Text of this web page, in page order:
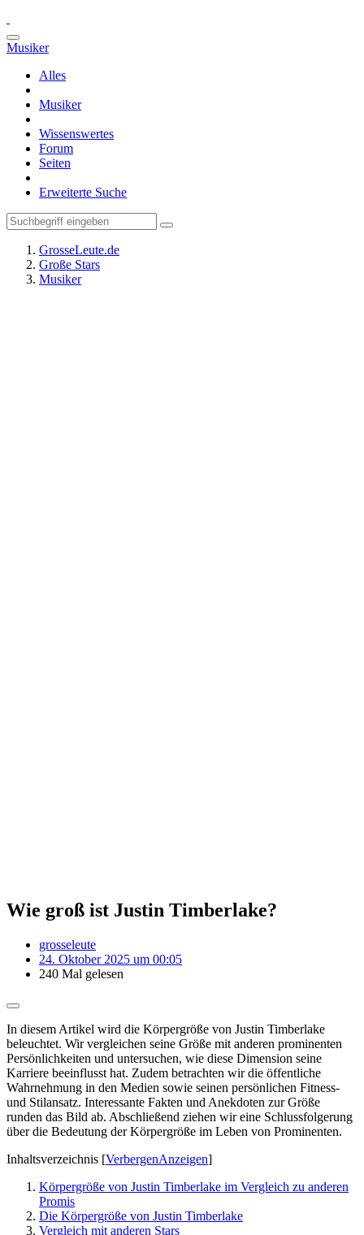
Musiker
Alles
Musiker
Wissenswertes
Forum
Seiten
Erweiterte Suche
GrosseLeute.de
Große Stars
Musiker
Wie groß ist Justin Timberlake?
grosseleute
24. Oktober 2025 um 00:05
240 Mal gelesen
In diesem Artikel wird die Körpergröße von Justin Timberlake
beleuchtet. Wir vergleichen seine Größe mit anderen prominenten
Persönlichkeiten und untersuchen, wie diese Dimension seine
Karriere beeinflusst hat. Zudem betrachten wir die öffentliche
Wahrnehmung in den Medien sowie seinen persönlichen Fitness-
und Stilansatz. Interessante Fakten und Anekdoten zur Größe
runden das Bild ab. Abschließend ziehen wir eine Schlussfolgerung
über die Bedeutung der Körpergröße im Leben von Prominenten.
Inhaltsverzeichnis [VerbergenAnzeigen]
Körpergröße von Justin Timberlake im Vergleich zu anderen
Promis
Die Körpergröße von Justin Timberlake
Vergleich mit anderen Stars